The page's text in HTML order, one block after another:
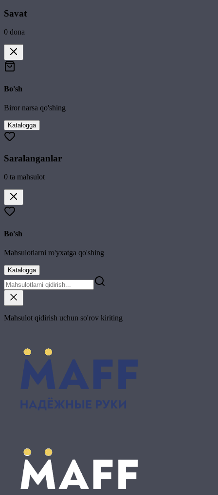
Savat
0 dona
Bo'sh
Biror narsa qo'shing
Katalogga
Saralanganlar
0 ta mahsulot
Bo'sh
Mahsulotlarni ro'yxatga qo'shing
Katalogga
Mahsulot qidirish uchun so'rov kiriting